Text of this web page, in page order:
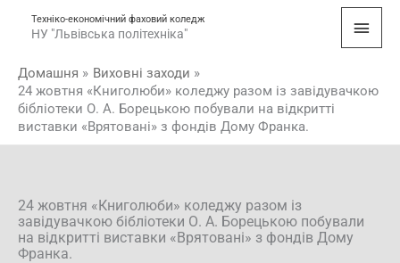
Техніко-економічний фаховий коледж
НУ "Львівська політехніка"
Домашня
Виховні заходи
24 жовтня «Книголюби» коледжу разом із завідувачкою
бібліотеки О. А. Борецькою побували на відкритті
виставки «Врятовані» з фондів Дому Франка.
24 жовтня «Книголюби» коледжу разом із
завідувачкою бібліотеки О. А. Борецькою побували
на відкритті виставки «Врятовані» з фондів Дому
Франка.